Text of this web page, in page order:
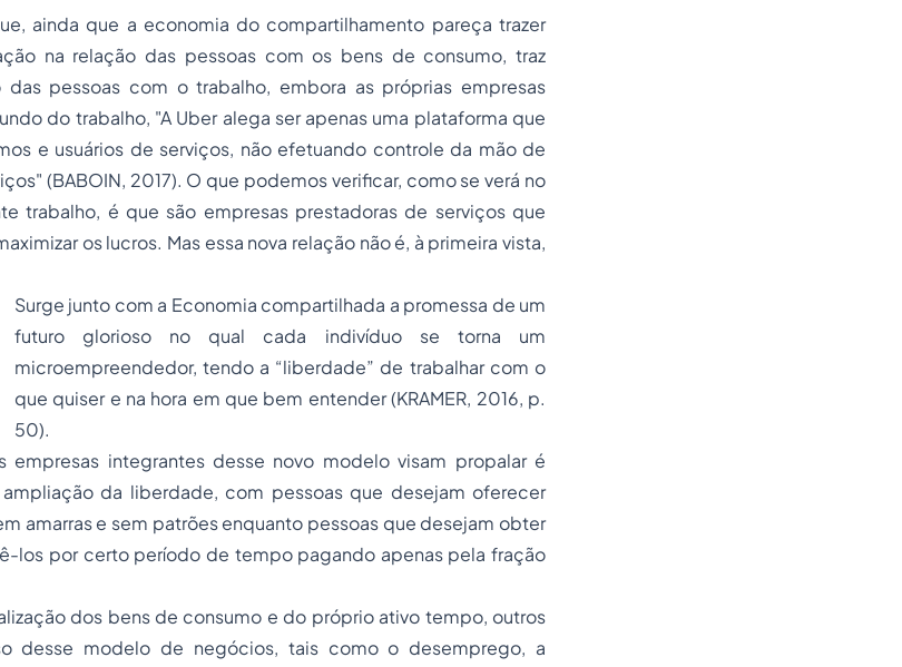
ainda que a economia do compartilhamento pareça trazer
na relação das pessoas com os bens de consumo, traz
pessoas com o trabalho, embora as próprias empresas
do trabalho, "A Uber alega ser apenas uma plataforma que
e usuários de serviços, não efetuando controle da mão de
(BABOIN, 2017). O que podemos verificar, como se verá no
trabalho, é que são empresas prestadoras de serviços que
os lucros. Mas essa nova relação não é, à primeira vista,
Surge junto com a Economia compartilhada a promessa de um
futuro glorioso no qual cada indivíduo se torna um
microempreendedor, tendo a “liberdade” de trabalhar com o
que quiser e na hora em que bem entender (KRAMER, 2016, p.
50).
empresas integrantes desse novo modelo visam propalar é
da liberdade, com pessoas que desejam oferecer
amarras e sem patrões enquanto pessoas que desejam obter
los por certo período de tempo pagando apenas pela fração
dos bens de consumo e do próprio ativo tempo, outros
desse modelo de negócios, tais como o desemprego, a